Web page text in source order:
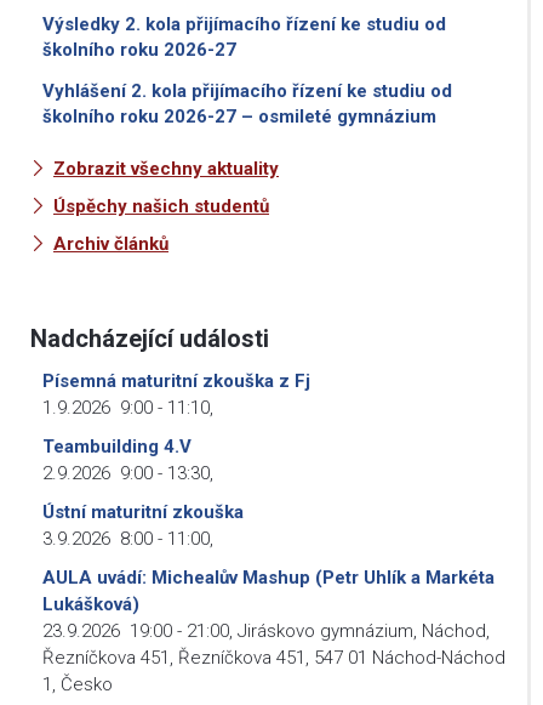
Výsledky 2. kola přijímacího řízení ke studiu od
školního roku 2026-27
Vyhlášení 2. kola přijímacího řízení ke studiu od
školního roku 2026-27 – osmileté gymnázium
Zobrazit všechny aktuality
Úspěchy našich studentů
Archiv článků
Nadcházející události
Písemná maturitní zkouška z Fj
1.9.2026 9:00 - 11:10,
Teambuilding 4.V
2.9.2026 9:00 - 13:30,
Ústní maturitní zkouška
3.9.2026 8:00 - 11:00,
AULA uvádí: Michealův Mashup (Petr Uhlík a Markéta
Lukášková)
23.9.2026 19:00 - 21:00, Jiráskovo gymnázium, Náchod,
Řezníčkova 451, Řezníčkova 451, 547 01 Náchod-Náchod
1, Česko